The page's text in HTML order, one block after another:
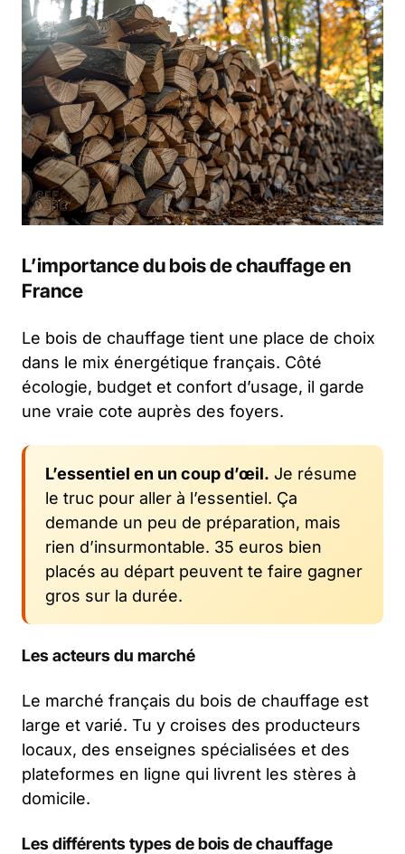
L’importance du bois de chauffage en
France
Le bois de chauffage tient une place de choix
dans le mix énergétique français. Côté
écologie, budget et confort d’usage, il garde
une vraie cote auprès des foyers.
L’essentiel en un coup d’œil. Je résume
le truc pour aller à l’essentiel. Ça
demande un peu de préparation, mais
rien d’insurmontable. 35 euros bien
placés au départ peuvent te faire gagner
gros sur la durée.
Les acteurs du marché
Le marché français du bois de chauffage est
large et varié. Tu y croises des producteurs
locaux, des enseignes spécialisées et des
plateformes en ligne qui livrent les stères à
domicile.
Les différents types de bois de chauffage